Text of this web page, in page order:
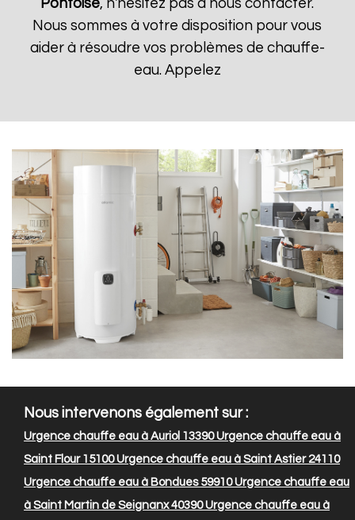
Pontoise, n'hésitez pas à nous contacter.
Nous sommes à votre disposition pour vous
aider à résoudre vos problèmes de chauffe-
eau. Appelez
Nous intervenons également sur :
Urgence chauffe eau à Auriol 13390Urgence chauffe eau à
Saint Flour 15100Urgence chauffe eau à Saint Astier 24110
Urgence chauffe eau à Bondues 59910Urgence chauffe eau
à Saint Martin de Seignanx 40390Urgence chauffe eau à